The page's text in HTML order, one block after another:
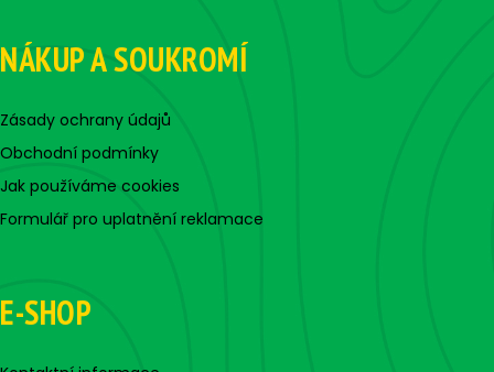
NÁKUP A SOUKROMÍ
Zásady ochrany údajů
Obchodní podmínky
Jak používáme cookies
Formulář pro uplatnění reklamace
E-SHOP